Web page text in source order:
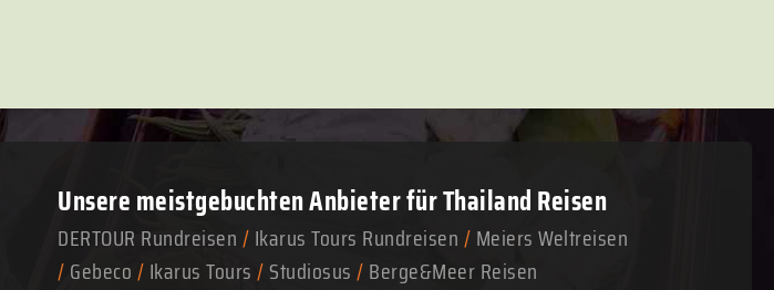
Unsere meistgebuchten Anbieter für Thailand Reisen
DERTOUR Rundreisen/Ikarus Tours Rundreisen/Meiers Weltreisen
/Gebeco/Ikarus Tours/Studiosus/Berge&Meer Reisen